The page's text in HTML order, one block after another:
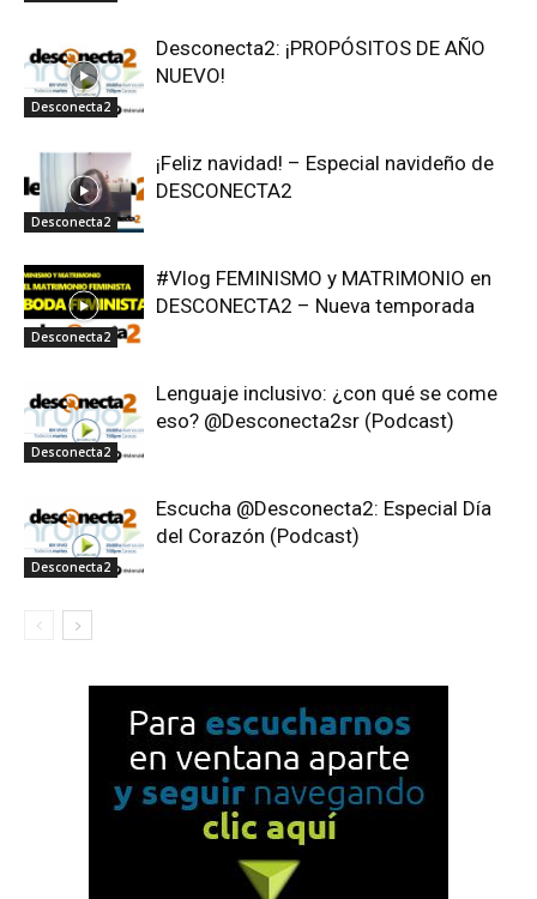
Desconecta2
Desconecta2: ¡PROPÓSITOS DE AÑO
NUEVO!
Desconecta2
¡Feliz navidad! – Especial navideño de
DESCONECTA2
Desconecta2
#Vlog FEMINISMO y MATRIMONIO en
DESCONECTA2 – Nueva temporada
Desconecta2
Lenguaje inclusivo: ¿con qué se come
eso? @Desconecta2sr (Podcast)
Desconecta2
Escucha @Desconecta2: Especial Día
del Corazón (Podcast)